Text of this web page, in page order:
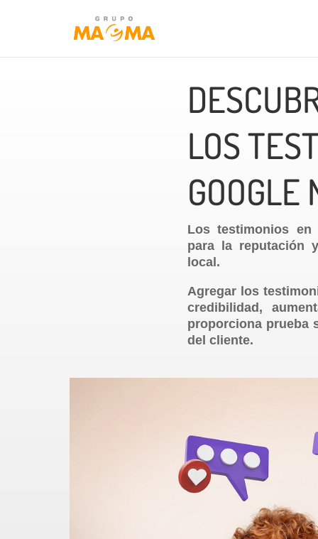
LOS
GOOGLE
Los testimonios en
para la reputación
local.
Agregar los
credibilidad,
proporciona prueba
del cliente.